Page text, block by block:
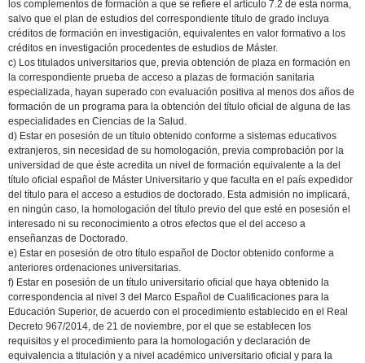
los complementos de formación a que se refiere el artículo 7.2 de esta norma,
salvo que el plan de estudios del correspondiente título de grado incluya
créditos de formación en investigación, equivalentes en valor formativo a los
créditos en investigación procedentes de estudios de Máster.
c) Los titulados universitarios que, previa obtención de plaza en formación en
la correspondiente prueba de acceso a plazas de formación sanitaria
especializada, hayan superado con evaluación positiva al menos dos años de
formación de un programa para la obtención del título oficial de alguna de las
especialidades en Ciencias de la Salud.
d) Estar en posesión de un título obtenido conforme a sistemas educativos
extranjeros, sin necesidad de su homologación, previa comprobación por la
universidad de que éste acredita un nivel de formación equivalente a la del
título oficial español de Máster Universitario y que faculta en el país expedidor
del título para el acceso a estudios de doctorado. Esta admisión no implicará,
en ningún caso, la homologación del título previo del que esté en posesión el
interesado ni su reconocimiento a otros efectos que el del acceso a
enseñanzas de Doctorado.
e) Estar en posesión de otro título español de Doctor obtenido conforme a
anteriores ordenaciones universitarias.
f) Estar en posesión de un título universitario oficial que haya obtenido la
correspondencia al nivel 3 del Marco Español de Cualificaciones para la
Educación Superior, de acuerdo con el procedimiento establecido en el Real
Decreto 967/2014, de 21 de noviembre, por el que se establecen los
requisitos y el procedimiento para la homologación y declaración de
equivalencia a titulación y a nivel académico universitario oficial y para la